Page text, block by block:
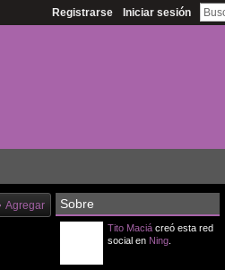
Registrarse Iniciar sesión
Agregar Sobre
Tito Maciácreó esta red
social en Ning.